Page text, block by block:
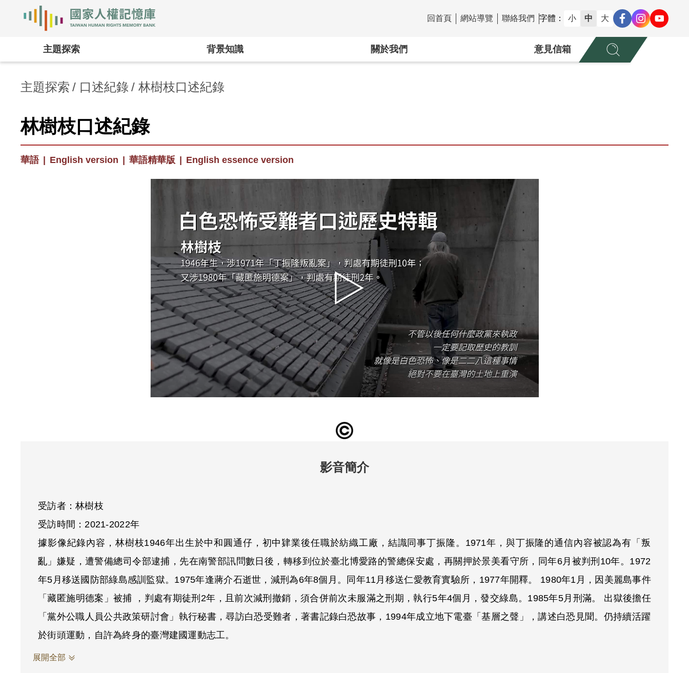
:::
回首頁 網站導覽 聯絡我們 字體： 小 中 大
主題探索 背景知識 關於我們 意見信箱
主題探索 口述紀錄 林樹枝口述紀錄
林樹枝口述紀錄
華語 English version 華語精華版 English essence version
影音簡介
受訪者：林樹枝
受訪時間：2021-2022年
據影像紀錄內容，林樹枝1946年出生於中和圓通仔，初中肄業後任職於紡織工廠，結識同事丁振隆。1971年，與丁振隆的通信內容被認為有「叛
亂」嫌疑，遭警備總司令部逮捕，先在南警部訊問數日後，轉移到位於臺北博愛路的警總保安處，再關押於景美看守所，同年6月被判刑10年。1972
年5月移送國防部綠島感訓監獄。1975年逢蔣介石逝世，減刑為6年8個月。同年11月移送仁愛教育實驗所，1977年開釋。 1980年1月，因美麗島事件
「藏匿施明德案」被捕 ，判處有期徒刑2年，且前次減刑撤銷，須合併前次未服滿之刑期，執行5年4個月，發交綠島。1985年5月刑滿。 出獄後擔任
「黨外公職人員公共政策研討會」執行秘書，尋訪白恐受難者，著書記錄白恐故事，1994年成立地下電臺「基層之聲」，講述白恐見聞。仍持續活躍
於街頭運動，自許為終身的臺灣建國運動志工。
展開全部